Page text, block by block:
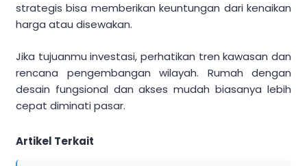
strategis bisa memberikan keuntungan dari kenaikan
harga atau disewakan.
Jika tujuanmu investasi, perhatikan tren kawasan dan
rencana pengembangan wilayah. Rumah dengan
desain fungsional dan akses mudah biasanya lebih
cepat diminati pasar.
Artikel Terkait